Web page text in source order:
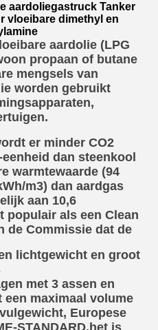
aardoliegastruck Tanker
vloeibare dimethyl en
aardolie (LPG
propaan of butane
mengsels van
worden gebruikt
er minder CO2
dan steenkool
warmtewaarde (94
m3) dan aardgas
aan 10,6
populair als een Clean
de Commissie dat de
lichtgewicht en groot
met 3 assen en
een maximaal volume
Europese
STANDARD,het is